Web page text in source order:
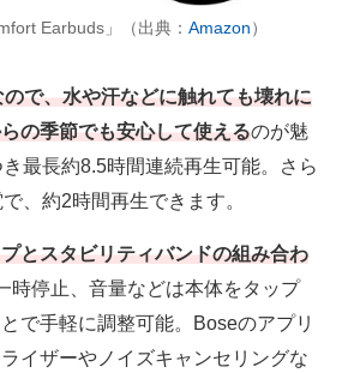
Earbuds」（出典： Amazon）
で、水や汗などに触れても壊れに
の季節でも安心して使えるのが魅
最長約8.5時間連続再生可能。さら
、約2時間再生できます。
とスタビリティバンドの組み合わ
時停止、音量などは本体をタップ
で手軽に調整可能。Boseのアプリ
イザーやノイズキャンセリングな